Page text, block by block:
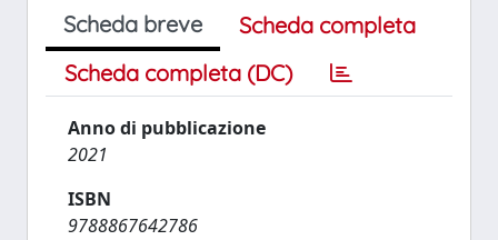
Scheda breve
Scheda completa
Scheda completa (DC)
Anno di pubblicazione
2021
ISBN
9788867642786